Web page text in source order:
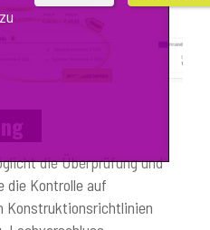
die Überprüfung und
die Kontrolle auf
Konstruktionsrichtlinien